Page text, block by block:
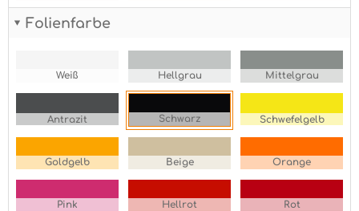
Folienfarbe
Weiß Hellgrau Mittelgrau
Antrazit Schwarz Schwefelgelb
Goldgelb Beige Orange
Pink Hellrot Rot